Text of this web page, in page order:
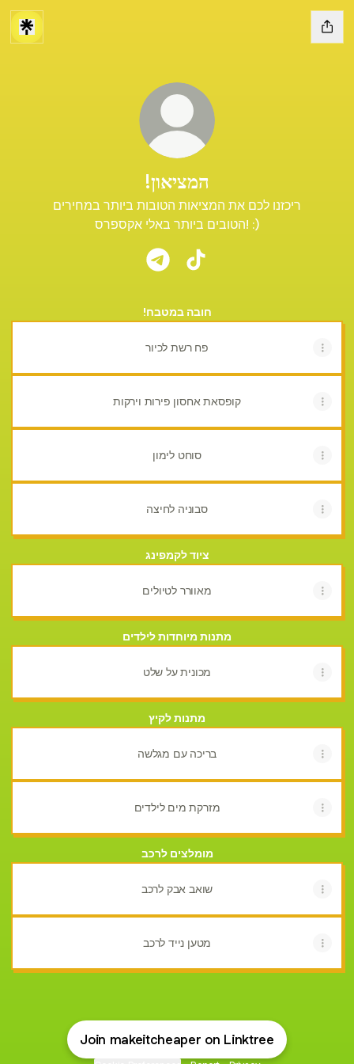
!המציאון
ריכזנו לכם את המציאות הטובות ביותר במחירים
הטובים ביותר באלי אקספרס! :)
!חובה במטבח
פח רשת לכיור
קופסאת אחסון פירות וירקות
סוחט לימון
סבוניה לחיצה
ציוד לקמפינג
מאוורר לטיולים
מתנות מיוחדות לילדים
מכונית על שלט
מתנות לקיץ
בריכה עם מגלשה
מזרקת מים לילדים
מומלצים לרכב
שואב אבק לרכב
מטען נייד לרכב
Join makeitcheaper on Linktree